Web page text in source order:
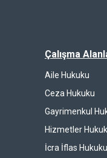
Çalışma
Aile Hukuku
Ceza Hukuku
Gayrimenkul
Hizmetler
İcra İflas Hukuku